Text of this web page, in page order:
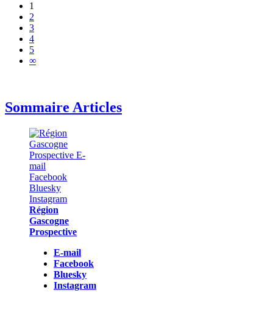
1
2
3
4
5
∞
Sommaire Articles
Région
Gascogne
Prospective
E-mail
Facebook
Bluesky
Instagram